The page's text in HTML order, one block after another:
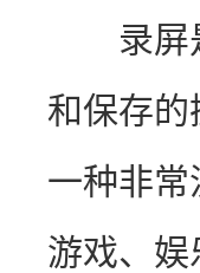
录屏是
和保存
一种非
游戏、